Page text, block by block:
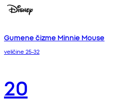
Gumene čizme Minnie Mouse
veličine 25-32
20